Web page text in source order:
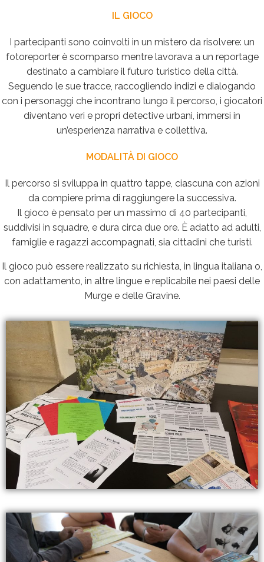
IL GIOCO
I partecipanti sono coinvolti in un mistero da risolvere: un
fotoreporter è scomparso mentre lavorava a un reportage
destinato a cambiare il futuro turistico della città.
Seguendo le sue tracce, raccogliendo indizi e dialogando
con i personaggi che incontrano lungo il percorso, i giocatori
diventano veri e propri detective urbani, immersi in
un’esperienza narrativa e collettiva.
MODALITÀ DI GIOCO
Il percorso si sviluppa in quattro tappe, ciascuna con azioni
da compiere prima di raggiungere la successiva.
Il gioco è pensato per un massimo di 40 partecipanti,
suddivisi in squadre, e dura circa due ore. È adatto ad adulti,
famiglie e ragazzi accompagnati, sia cittadini che turisti.
Il gioco può essere realizzato su richiesta, in lingua italiana o,
con adattamento, in altre lingue e replicabile nei paesi delle
Murge e delle Gravine.